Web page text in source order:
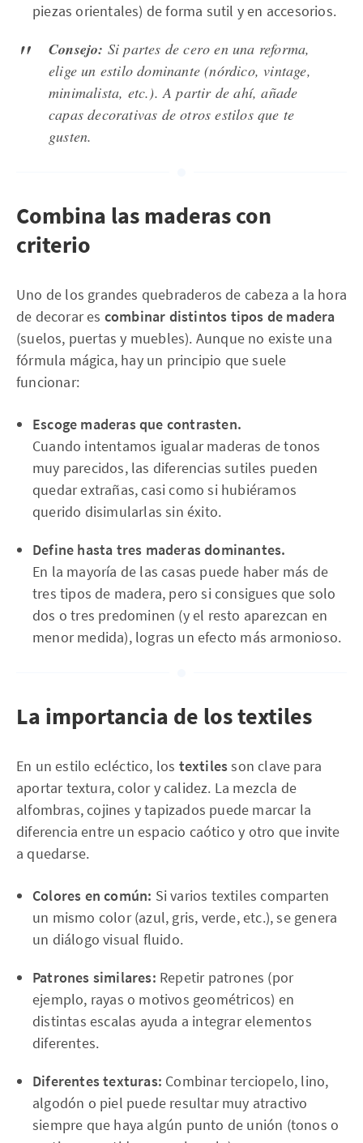
piezas orientales) de forma sutil y en accesorios.
Consejo: Si partes de cero en una reforma,
elige un estilo dominante (nórdico, vintage,
minimalista, etc.). A partir de ahí, añade
capas decorativas de otros estilos que te
gusten.
Combina las maderas con
criterio
Uno de los grandes quebraderos de cabeza a la hora
de decorar es combinar distintos tipos de madera
(suelos, puertas y muebles). Aunque no existe una
fórmula mágica, hay un principio que suele
funcionar:
Escoge maderas que contrasten.
Cuando intentamos igualar maderas de tonos
muy parecidos, las diferencias sutiles pueden
quedar extrañas, casi como si hubiéramos
querido disimularlas sin éxito.
Define hasta tres maderas dominantes.
En la mayoría de las casas puede haber más de
tres tipos de madera, pero si consigues que solo
dos o tres predominen (y el resto aparezcan en
menor medida), logras un efecto más armonioso.
La importancia de los textiles
En un estilo ecléctico, los textilesson clave para
aportar textura, color y calidez. La mezcla de
alfombras, cojines y tapizados puede marcar la
diferencia entre un espacio caótico y otro que invite
a quedarse.
Colores en común: Si varios textiles comparten
un mismo color (azul, gris, verde, etc.), se genera
un diálogo visual fluido.
Patrones similares: Repetir patrones (por
ejemplo, rayas o motivos geométricos) en
distintas escalas ayuda a integrar elementos
diferentes.
Diferentes texturas: Combinar terciopelo, lino,
algodón o piel puede resultar muy atractivo
siempre que haya algún punto de unión (tonos o